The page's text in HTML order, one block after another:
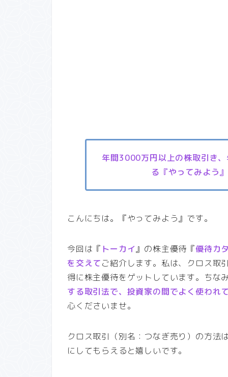
年間3000万円以上の株取引き
る『やってみよう
こんにちは。『やってみよう』です。
今回は『 トーカイ』の株主優待『優待カ
を交えてご紹介します。私は、クロス取
得に株主優待をゲットしています。ちな
する取引法で、投資家の間でよく使われ
心くださいませ。
クロス取引（別名：つなぎ売り）の方法
にしてもらえると嬉しいです。